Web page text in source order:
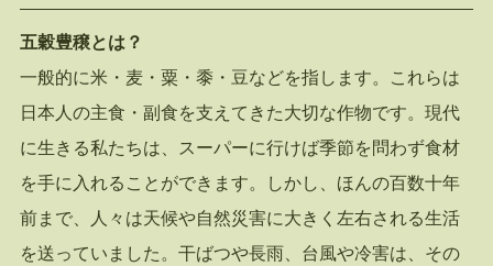
五穀豊穣とは？
一般的に米・麦・粟・黍・豆などを指します。これらは
日本人の主食・副食を支えてきた大切な作物です。現代
に生きる私たちは、スーパーに行けば季節を問わず食材
を手に入れることができます。しかし、ほんの百数十年
前まで、人々は天候や自然災害に大きく左右される生活
を送っていました。干ばつや長雨、台風や冷害は、その